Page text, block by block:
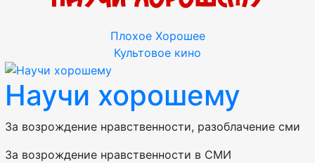
Плохое Хорошее
Культовое кино
Научи хорошему
За возрождение нравственности, разоблачение сми
За возрождение нравственности в СМИ